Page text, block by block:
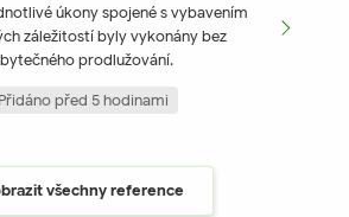
úkony spojené s vybavením
záležitostí byly vykonány bez
prodlužování.
Přidáno před 5 hodinami
všechny reference